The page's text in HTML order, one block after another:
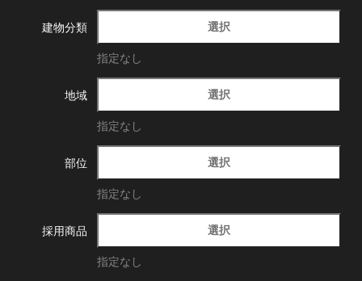
建物分類 選択
指定なし
地域 選択
指定なし
部位 選択
指定なし
採用商品 選択
指定なし